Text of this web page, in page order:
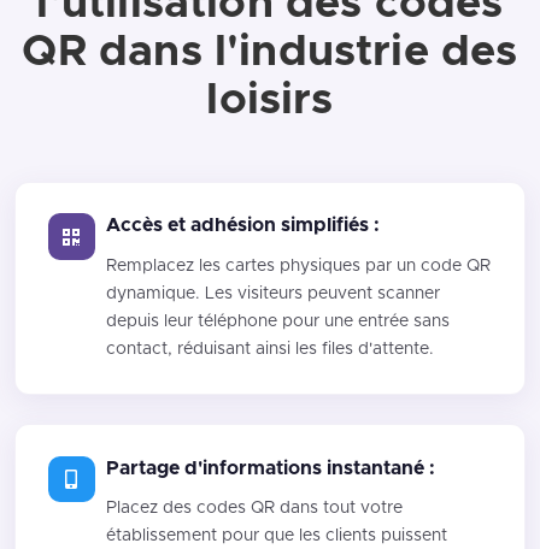
QR dans l'industrie des
loisirs
Accès et adhésion simplifiés :
Remplacez les cartes physiques par un code QR
dynamique. Les visiteurs peuvent scanner
depuis leur téléphone pour une entrée sans
contact, réduisant ainsi les files d'attente.
Partage d'informations instantané :
Placez des codes QR dans tout votre
établissement pour que les clients puissent